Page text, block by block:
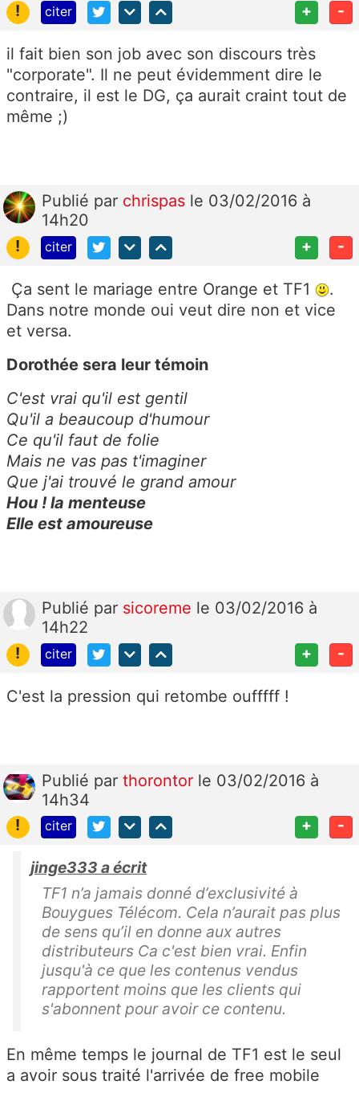
!
citer + -
il fait bien son job avec son discours très
"corporate". Il ne peut évidemment dire le
contraire, il est le DG, ça aurait craint tout de
même ;)
Publié par chrispas le 03/02/2016 à
14h20
!
citer + -
Ça sent le mariage entre Orange et TF1
.
Dans notre monde oui veut dire non et vice
et versa.
Dorothée sera leur témoin
C'est vrai qu'il est gentil
Qu'il a beaucoup d'humour
Ce qu'il faut de folie
Mais ne vas pas t'imaginer
Que j'ai trouvé le grand amour
Hou ! la menteuse
Elle est amoureuse
Publié par sicoreme le 03/02/2016 à
14h22
!
citer + -
C'est la pression qui retombe oufffff !
Publié par thorontor le 03/02/2016 à
14h34
!
citer + -
jinge333 a écrit
TF1 n’a jamais donné d’exclusivité à
Bouygues Télécom. Cela n’aurait pas plus
de sens qu’il en donne aux autres
distributeurs Ca c'est bien vrai. Enfin
jusqu'à ce que les contenus vendus
rapportent moins que les clients qui
s'abonnent pour avoir ce contenu.
En même temps le journal de TF1 est le seul
a avoir sous traité l'arrivée de free mobile